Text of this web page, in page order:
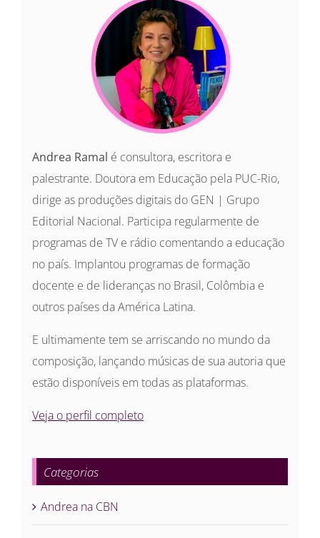
Andrea Ramal é consultora, escritora e
palestrante. Doutora em Educação pela PUC-Rio,
dirige as produções digitais do GEN | Grupo
Editorial Nacional. Participa regularmente de
programas de TV e rádio comentando a educação
no país. Implantou programas de formação
docente e de lideranças no Brasil, Colômbia e
outros países da América Latina.
E ultimamente tem se arriscando no mundo da
composição, lançando músicas de sua autoria que
estão disponíveis em todas as plataformas.
Veja o perfil completo
Categorias
Andrea na CBN